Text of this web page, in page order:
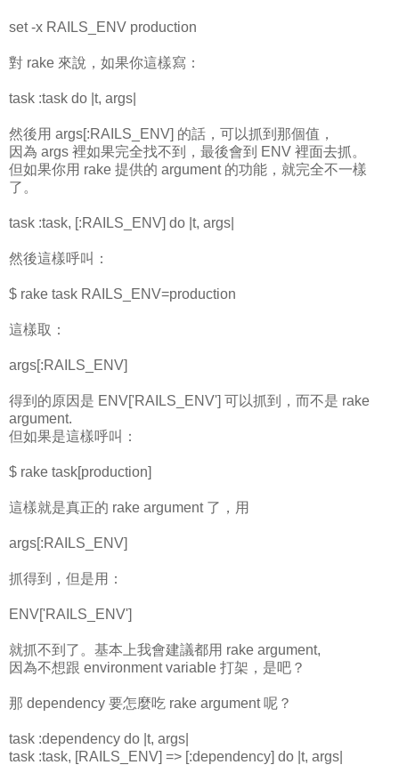
set -x RAILS_ENV production
對 rake 來說，如果你這樣寫：
task :task do |t, args|
然後用 args[:RAILS_ENV] 的話，可以抓到那個值，
因為 args 裡如果完全找不到，最後會到 ENV 裡面去抓。
但如果你用 rake 提供的 argument 的功能，就完全不一樣
了。
task :task, [:RAILS_ENV] do |t, args|
然後這樣呼叫：
$ rake task RAILS_ENV=production
這樣取：
args[:RAILS_ENV]
得到的原因是 ENV['RAILS_ENV'] 可以抓到，而不是 rake
argument.
但如果是這樣呼叫：
$ rake task[production]
這樣就是真正的 rake argument 了，用
args[:RAILS_ENV]
抓得到，但是用：
ENV['RAILS_ENV']
就抓不到了。基本上我會建議都用 rake argument,
因為不想跟 environment variable 打架，是吧？
那 dependency 要怎麼吃 rake argument 呢？
task :dependency do |t, args|
task :task, [RAILS_ENV] => [:dependency] do |t, args|